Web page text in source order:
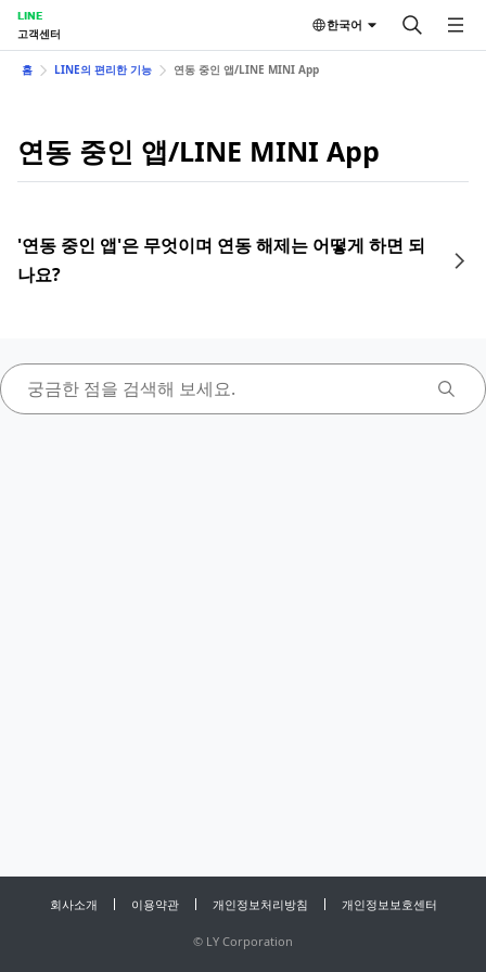
LINE
고객센터
한국어
홈 LINE의 편리한 기능 연동 중인 앱/LINE MINI App
연동 중인 앱/LINE MINI App
'연동 중인 앱'은 무엇이며 연동 해제는 어떻게 하면 되
나요?
회사소개 이용약관 개인정보처리방침 개인정보보호센터
© LY Corporation